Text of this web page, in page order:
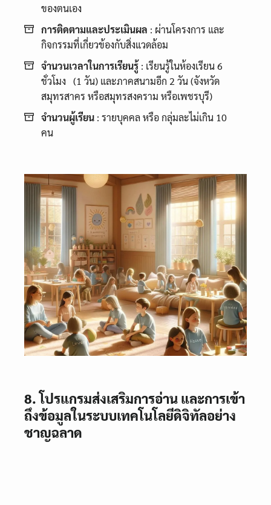
ของตนเอง
การติดตามและประเมินผล : ผ่านโครงการ และ
กิจกรรมที่เกี่ยวข้องกับสิ่งแวดล้อม
จำนวนเวลาในการเรียนรู้ : เรียนรู้ในห้องเรียน 6
ชั่วโมง (1 วัน) และภาคสนามอีก 2 วัน (จังหวัด
สมุทรสาคร หรือสมุทรสงคราม หรือเพชรบุรี)
จำนวนผู้เรียน : รายบุคคล หรือ กลุ่มละไม่เกิน 10
คน
8. โปรแกรมส่งเสริมการอ่าน และการเข้า
ถึงข้อมูลในระบบเทคโนโลยีดิจิทัลอย่าง
ชาญฉลาด